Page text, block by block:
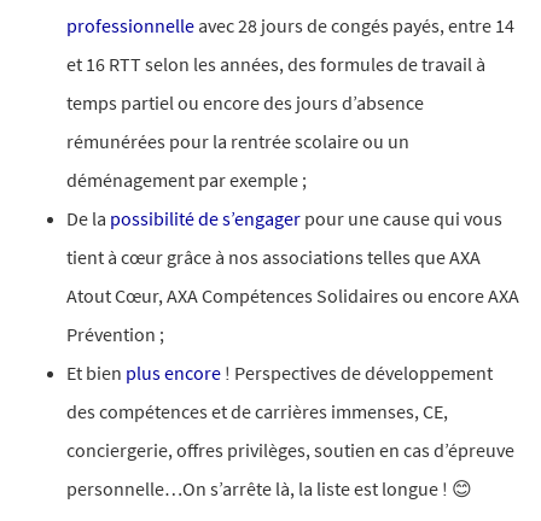
professionnelle avec 28 jours de congés payés, entre 14
et 16 RTT selon les années, des formules de travail à
temps partiel ou encore des jours d’absence
rémunérées pour la rentrée scolaire ou un
déménagement par exemple ;
De la possibilité de s’engager pour une cause qui vous
tient à cœur grâce à nos associations telles que AXA
Atout Cœur, AXA Compétences Solidaires ou encore AXA
Prévention ;​
Et bien plus encore ! Perspectives de développement
des compétences et de carrières immenses, CE,
conciergerie, offres privilèges, soutien en cas d’épreuve
personnelle…On s’arrête là, la liste est longue ! 😊